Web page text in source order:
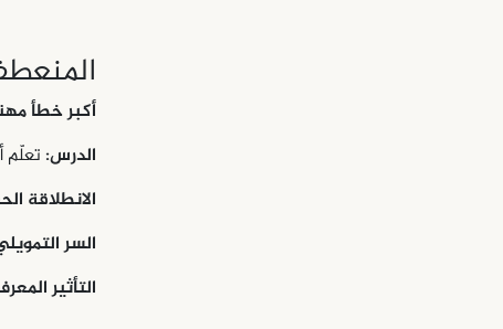
أكبر خطأ مهني
الدرس:
الانطلاقة
السر
التأثير المعرفي